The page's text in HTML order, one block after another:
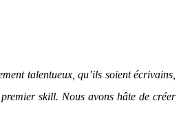
talentueux, qu’ils soient écrivains,
skill. Nous avons hâte de créer